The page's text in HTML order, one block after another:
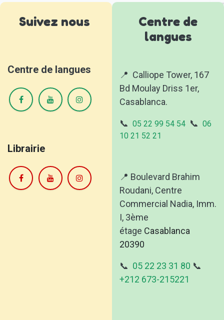
Suivez nous
Centre de langues
Librairie
Centre de
langues
📍 Calliope Tower, 167
Bd Moulay Driss 1er,
Casablanca.
📞 05 22 99 54 54 📞 06
10 21 52 21
📍 Boulevard Brahim
Roudani, Centre
Commercial Nadia, Imm.
I, 3ème
étage Casablanca
20390
📞 05 22 23 31 80 📞
+212 673-215221